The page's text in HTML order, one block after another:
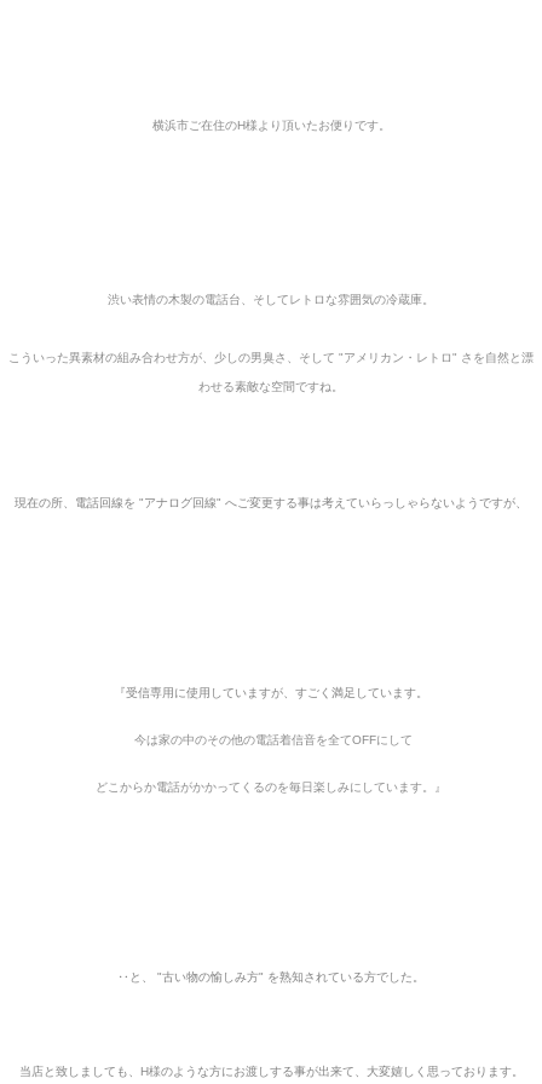
横浜市ご在住のH様より頂いたお便りです。
渋い表情の木製の電話台、そして レトロな雰囲気の冷蔵庫。
こういった異素材の組み合わせ方が、少しの男臭さ、そして "アメリカン・レトロ" さを自然と漂
わせる素敵な空間ですね。
現在の所、電話回線を "アナログ回線" へご変更する事は考えていらっしゃらないようですが、
『受信専用に使用していますが、すごく満足しています。
今は家の中のその他の電話着信音を全てOFFにして
どこからか電話がかかってくるのを毎日楽しみにしています。 』
‥と、 "古い物の愉しみ方" を熟知されている方でした。
当店と致しましても、 H様のような方にお渡しする事が出来て、大変嬉しく思っております。